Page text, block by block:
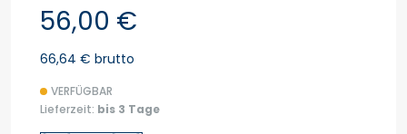
56,00 €
66,64 € brutto
VERFÜGBAR
Lieferzeit: bis 3 Tage